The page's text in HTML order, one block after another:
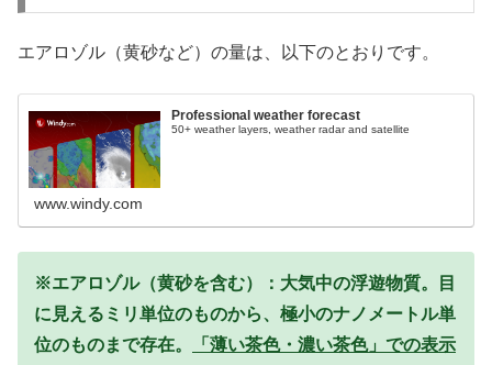
エアロゾル（黄砂など）の量は、以下のとおりです。
Professional weather forecast
50+ weather layers, weather radar and satellite
www.windy.com
※エアロゾル（黄砂を含む）：大気中の浮遊物質。目
に見えるミリ単位のものから、極小のナノメートル単
位のものまで存在。
「薄い茶色・濃い茶色」での表示